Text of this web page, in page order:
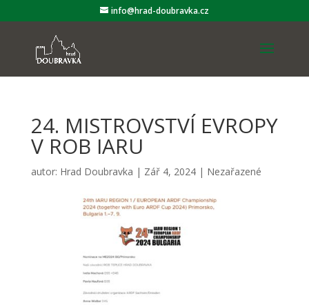
info@hrad-doubravka.cz
24. MISTROVSTVÍ EVROPY
V ROB IARU
autor: Hrad Doubravka | Zář 4, 2024| Nezařazené